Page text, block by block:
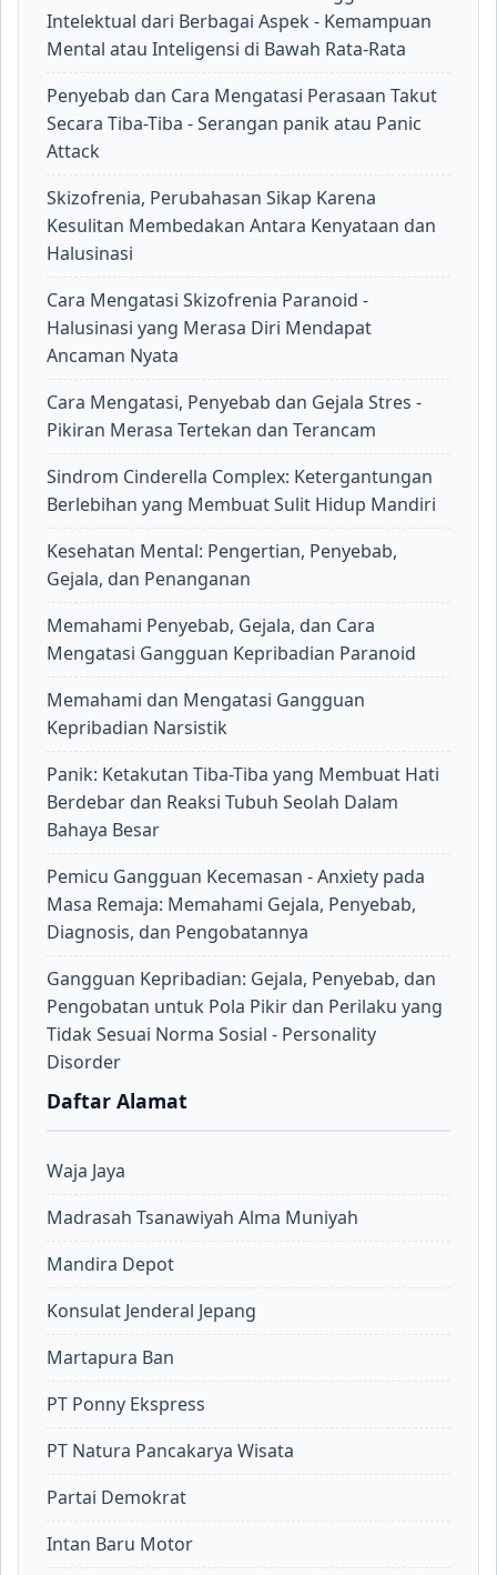
Intelektual dari Berbagai Aspek - Kemampuan
Mental atau Inteligensi di Bawah Rata-Rata
Penyebab dan Cara Mengatasi Perasaan Takut
Secara Tiba-Tiba - Serangan panik atau Panic
Attack
Skizofrenia, Perubahasan Sikap Karena
Kesulitan Membedakan Antara Kenyataan dan
Halusinasi
Cara Mengatasi Skizofrenia Paranoid -
Halusinasi yang Merasa Diri Mendapat
Ancaman Nyata
Cara Mengatasi, Penyebab dan Gejala Stres -
Pikiran Merasa Tertekan dan Terancam
Sindrom Cinderella Complex: Ketergantungan
Berlebihan yang Membuat Sulit Hidup Mandiri
Kesehatan Mental: Pengertian, Penyebab,
Gejala, dan Penanganan
Memahami Penyebab, Gejala, dan Cara
Mengatasi Gangguan Kepribadian Paranoid
Memahami dan Mengatasi Gangguan
Kepribadian Narsistik
Panik: Ketakutan Tiba-Tiba yang Membuat Hati
Berdebar dan Reaksi Tubuh Seolah Dalam
Bahaya Besar
Pemicu Gangguan Kecemasan - Anxiety pada
Masa Remaja: Memahami Gejala, Penyebab,
Diagnosis, dan Pengobatannya
Gangguan Kepribadian: Gejala, Penyebab, dan
Pengobatan untuk Pola Pikir dan Perilaku yang
Tidak Sesuai Norma Sosial - Personality
Disorder
Daftar Alamat
Waja Jaya
Madrasah Tsanawiyah Alma Muniyah
Mandira Depot
Konsulat Jenderal Jepang
Martapura Ban
PT Ponny Ekspress
PT Natura Pancakarya Wisata
Partai Demokrat
Intan Baru Motor